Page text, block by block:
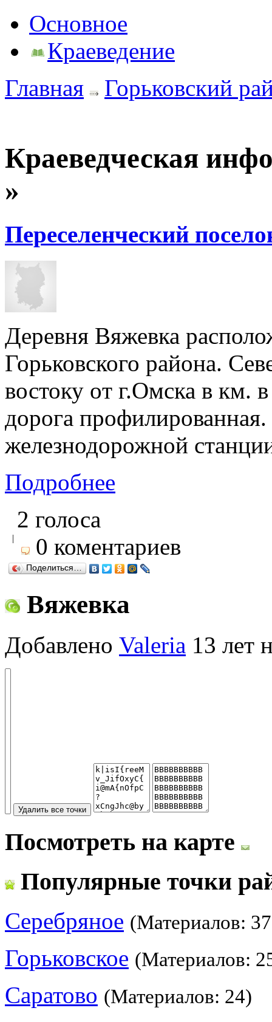
Основное
Краеведение
Главная
Горьковский
Краеведческая
»
Переселенческий
Деревня Вяжевка
Горьковского района.
востоку oт г.Омска в км.
дорога
железнодорожной
Подробнее
2 голоса
| 0 коментариев
Поделиться…
Вяжевка
Добавлено Valeria 13 лет
Посмотреть на карте
Популярные точки
Серебряное (Материалов:
Горьковское (Материалов:
Саратово (Материалов: 24)